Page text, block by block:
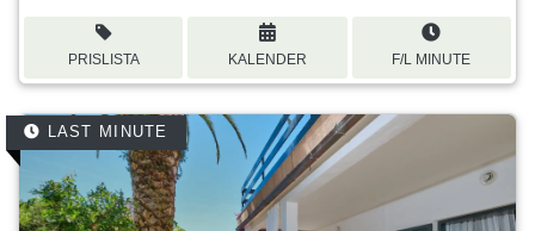
PRISLISTA KALENDER F/L MINUTE
LAST MINUTE